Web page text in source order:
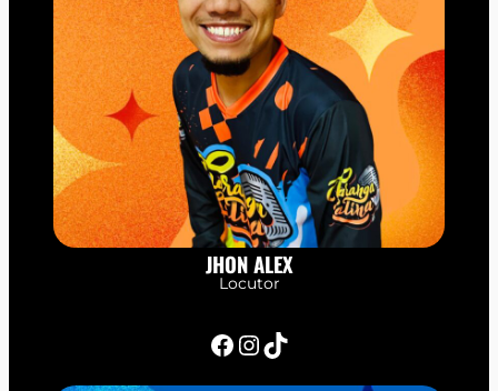
JHON ALEX
Locutor
Facebook InstagramTikTok